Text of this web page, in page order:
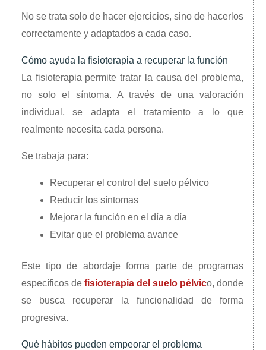
No se trata solo de hacer ejercicios, sino de hacerlos
correctamente y adaptados a cada caso.
Cómo ayuda la fisioterapia a recuperar la función
La fisioterapia permite tratar la causa del problema,
no solo el síntoma. A través de una valoración
individual, se adapta el tratamiento a lo que
realmente necesita cada persona.
Se trabaja para:
Recuperar el control del suelo pélvico
Reducir los síntomas
Mejorar la función en el día a día
Evitar que el problema avance
Este tipo de abordaje forma parte de programas
específicos de fisioterapia del suelo pélvico, donde
se busca recuperar la funcionalidad de forma
progresiva.
Qué hábitos pueden empeorar el problema